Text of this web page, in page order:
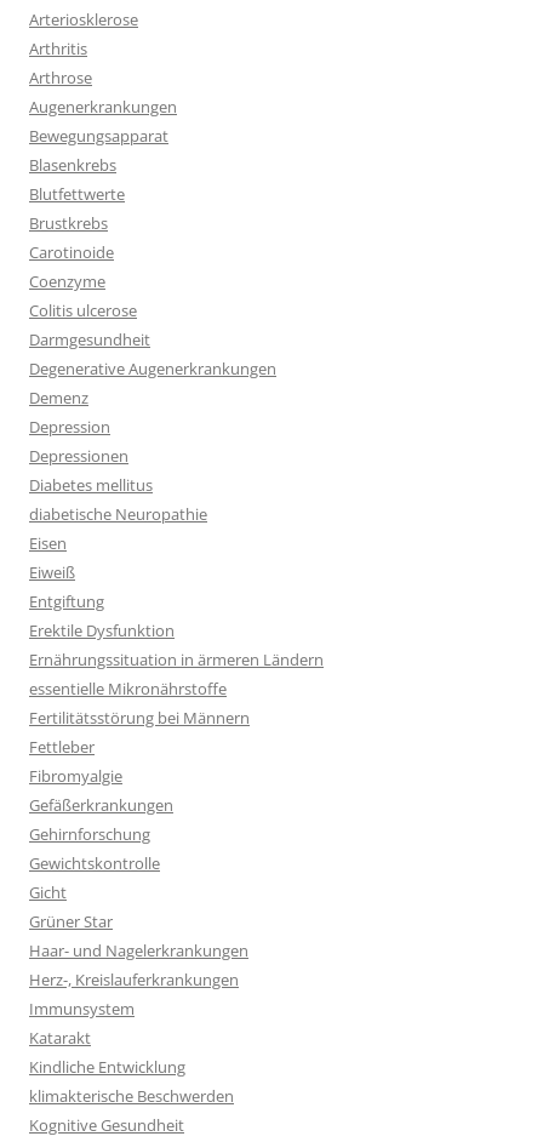
Arteriosklerose
Arthritis
Arthrose
Augenerkrankungen
Bewegungsapparat
Blasenkrebs
Blutfettwerte
Brustkrebs
Carotinoide
Coenzyme
Colitis ulcerose
Darmgesundheit
Degenerative Augenerkrankungen
Demenz
Depression
Depressionen
Diabetes mellitus
diabetische Neuropathie
Eisen
Eiweiß
Entgiftung
Erektile Dysfunktion
Ernährungssituation in ärmeren Ländern
essentielle Mikronährstoffe
Fertilitätsstörung bei Männern
Fettleber
Fibromyalgie
Gefäßerkrankungen
Gehirnforschung
Gewichtskontrolle
Gicht
Grüner Star
Haar- und Nagelerkrankungen
Herz-, Kreislauferkrankungen
Immunsystem
Katarakt
Kindliche Entwicklung
klimakterische Beschwerden
Kognitive Gesundheit